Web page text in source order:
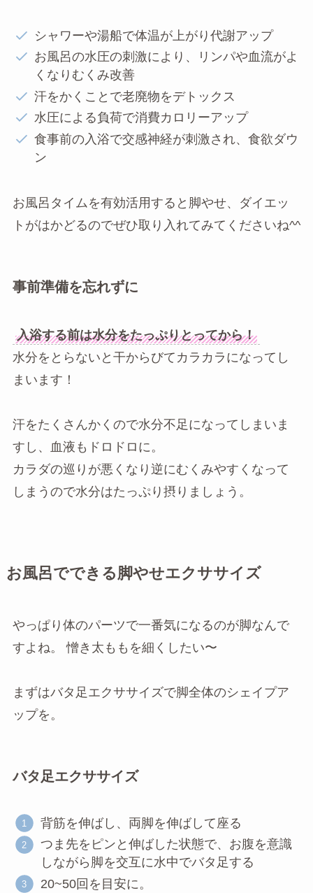
シャワーや湯船で体温が上がり代謝アップ
お風呂の水圧の刺激により、リンパや血流がよ
くなりむくみ改善
汗をかくことで老廃物をデトックス
水圧による負荷で消費カロリーアップ
食事前の入浴で交感神経が刺激され、食欲ダウ
ン
お風呂タイムを有効活用すると脚やせ、ダイエッ
トがはかどるのでぜひ取り入れてみてくださいね^^
事前準備を忘れずに
入浴する前は水分をたっぷりとってから！
水分をとらないと干からびてカラカラになってし
まいます！
汗をたくさんかくので水分不足になってしまいま
すし、血液もドロドロに。
カラダの巡りが悪くなり逆にむくみやすくなって
しまうので水分はたっぷり摂りましょう。
お風呂でできる脚やせエクササイズ
やっぱり体のパーツで一番気になるのが脚なんで
すよね。 憎き太ももを細くしたい〜
まずはバタ足エクササイズで脚全体のシェイプア
ップを。
バタ足エクササイズ
背筋を伸ばし、両脚を伸ばして座る
つま先をピンと伸ばした状態で、お腹を意識
しながら脚を交互に水中でバタ足する
20~50回を目安に。